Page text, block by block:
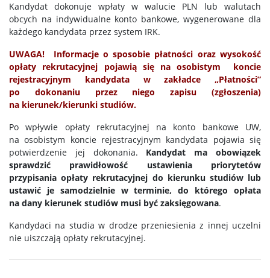
Kandydat dokonuje wpłaty w walucie PLN lub walutach
obcych na indywidualne konto bankowe, wygenerowane dla
każdego kandydata przez system IRK.
UWAGA! Informacje o sposobie płatności oraz wysokość
opłaty rekrutacyjnej pojawią się na osobistym koncie
rejestracyjnym kandydata w zakładce „Płatności”
po dokonaniu przez niego zapisu (zgłoszenia)
na kierunek/kierunki studiów.
Po wpływie opłaty rekrutacyjnej na konto bankowe UW,
na osobistym koncie rejestracyjnym kandydata pojawia się
potwierdzenie jej dokonania. Kandydat ma obowiązek
sprawdzić prawidłowość ustawienia priorytetów
przypisania opłaty rekrutacyjnej do kierunku studiów lub
ustawić je samodzielnie w terminie, do którego opłata
na dany kierunek studiów musi być zaksięgowana.
Kandydaci na studia w drodze przeniesienia z innej uczelni
nie uiszczają opłaty rekrutacyjnej.